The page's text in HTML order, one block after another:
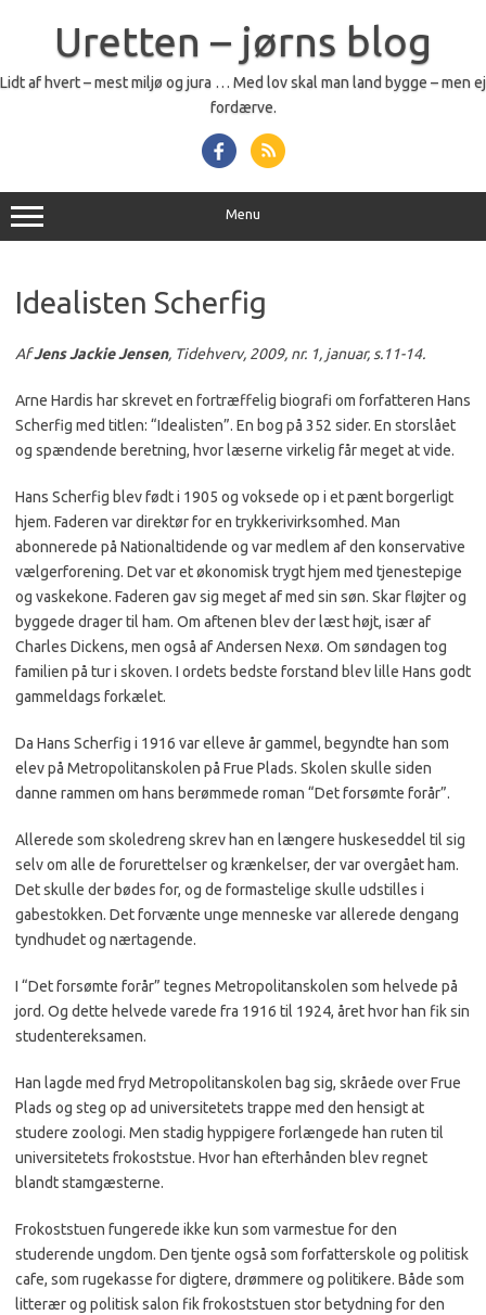
Uretten – jørns blog
Lidt af hvert – mest miljø og jura … Med lov skal man land bygge – men ej
fordærve.
Menu
Idealisten Scherfig
AfJens Jackie Jensen, Tidehverv, 2009, nr. 1, januar, s.11-14.
Arne Hardis har skrevet en fortræffelig biografi om forfatteren Hans
Scherfig med titlen: “Idealisten”. En bog på 352 sider. En storslået
og spændende beretning, hvor læserne virkelig får meget at vide.
Hans Scherfig blev født i 1905 og voksede op i et pænt borgerligt
hjem. Faderen var direktør for en trykkerivirksomhed. Man
abonnerede på Nationaltidende og var medlem af den konservative
vælgerforening. Det var et økonomisk trygt hjem med tjenestepige
og vaskekone. Faderen gav sig meget af med sin søn. Skar fløjter og
byggede drager til ham. Om aftenen blev der læst højt, især af
Charles Dickens, men også af Andersen Nexø. Om søndagen tog
familien på tur i skoven. I ordets bedste forstand blev lille Hans godt
gammeldags forkælet.
Da Hans Scherfig i 1916 var elleve år gammel, begyndte han som
elev på Metropolitanskolen på Frue Plads. Skolen skulle siden
danne rammen om hans berømmede roman “Det forsømte forår”.
Allerede som skoledreng skrev han en længere huskeseddel til sig
selv om alle de forurettelser og krænkelser, der var overgået ham.
Det skulle der bødes for, og de formastelige skulle udstilles i
gabestokken. Det forvænte unge menneske var allerede dengang
tyndhudet og nærtagende.
I “Det forsømte forår” tegnes Metropolitanskolen som helvede på
jord. Og dette helvede varede fra 1916 til 1924, året hvor han fik sin
studentereksamen.
Han lagde med fryd Metropolitanskolen bag sig, skråede over Frue
Plads og steg op ad universitetets trappe med den hensigt at
studere zoologi. Men stadig hyppigere forlængede han ruten til
universitetets frokoststue. Hvor han efterhånden blev regnet
blandt stamgæsterne.
Frokoststuen fungerede ikke kun som varmestue for den
studerende ungdom. Den tjente også som forfatterskole og politisk
cafe, som rugekasse for digtere, drømmere og politikere. Både som
litterær og politisk salon fik frokoststuen stor betydning for den